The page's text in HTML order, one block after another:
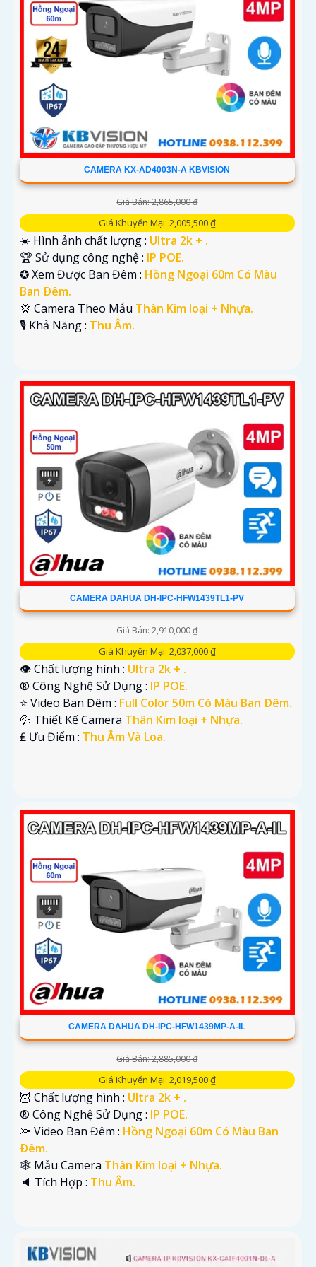
CAMERA KX-AD4003N-A KBVISION
Giá Bán: 2,865,000 ₫
Giá Khuyến Mại: 2,005,500 ₫
☀️ Hình ảnh chất lượng : Ultra 2k + .
🏆 Sử dụng công nghệ : IP POE.
✪ Xem Được Ban Đêm : Hồng Ngoại 60m Có Màu
Ban Ðêm.
💢 Camera Theo Mẫu Thân Kim loại + Nhựa.
️🎙 Khả Năng : Thu Âm.
CAMERA DAHUA DH-IPC-HFW1439TL1-PV
Giá Bán: 2,910,000 ₫
Giá Khuyến Mại: 2,037,000 ₫
👁 Chất lượng hình : Ultra 2k + .
®️ Công Nghệ Sử Dụng : IP POE.
⭐ Video Ban Đêm : Full Color 50m Có Màu Ban Ðêm.
💦 Thiết Kế Camera Thân Kim loại + Nhựa.
️₤ Ưu Điểm : Thu Âm Và Loa.
CAMERA DAHUA DH-IPC-HFW1439MP-A-IL
Giá Bán: 2,885,000 ₫
Giá Khuyến Mại: 2,019,500 ₫
🦉 Chất lượng hình : Ultra 2k + .
®️ Công Nghệ Sử Dụng : IP POE.
🔦 Video Ban Đêm : Hồng Ngoại 60m Có Màu Ban
Ðêm.
🕸️ Mẫu Camera Thân Kim loại + Nhựa.
️🔈 Tích Hợp : Thu Âm.